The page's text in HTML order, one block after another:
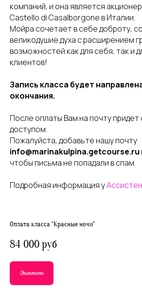
компаний, и она является
Castello di Casalborgone в Италии.
Мойра сочетает в себе доброту,
великодушие духа с расширением
возможностей как для себя, так и
клиентов!
Запись класса будет
окончания.
После оплаты Вам на почту придет
доступом.
Пожалуйста, добавьте нашу почту
info@marinakulpina.getcourse.ru
чтобы письма не попадали в спам.
Подробная информация у
Оплата класса "Красные ночи"
84 000 руб
Оплатить